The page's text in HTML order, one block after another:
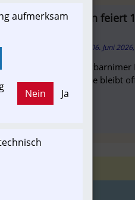
Heidekrautbahn feiert
06. Juni
dem Thema „Niederbarnimer
125 Jahre – eine Lücke bleibt
Artikel von
aufmerksam
Nein Ja